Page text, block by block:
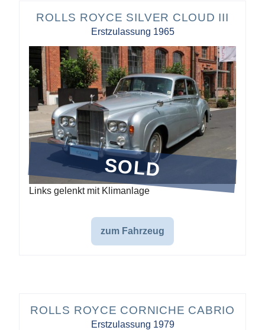
ROLLS ROYCE SILVER CLOUD III
Erstzulassung 1965
SOLD
Links gelenkt mit Klimanlage
zum Fahrzeug
ROLLS ROYCE CORNICHE CABRIO
Erstzulassung 1979